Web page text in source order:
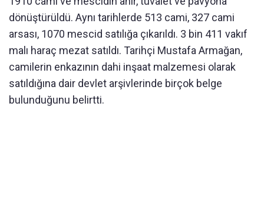
dönüştürüldü. Aynı tarihlerde 513 cami, 327 cami
arsası, 1070 mescid satılığa çıkarıldı. 3 bin 411 vakıf
malı haraç mezat satıldı. Tarihçi Mustafa Armağan,
camilerin enkazının dahi inşaat malzemesi olarak
satıldığına dair devlet arşivlerinde birçok belge
bulunduğunu belirtti.